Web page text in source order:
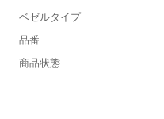
ベゼルタイプ
品番
商品状態